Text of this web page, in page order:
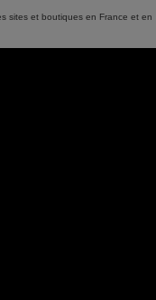
sites et boutiques en France et en